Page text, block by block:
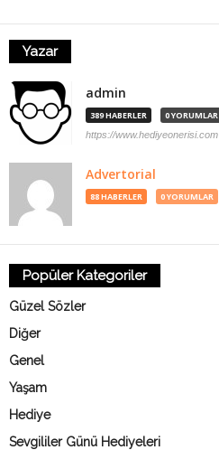
Yazar
admin
389 HABERLER 0 YORUMLAR
https://www.hediyeonerisi.com
Advertorial
88 HABERLER 0 YORUMLAR
Popüler Kategoriler
Güzel Sözler
Diğer
Genel
Yaşam
Hediye
Sevgililer Günü Hediyeleri